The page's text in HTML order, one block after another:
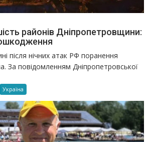
районів Дніпропетровщини:
після нічних атак РФ поранення
За повідомленням Дніпропетровської
Україна